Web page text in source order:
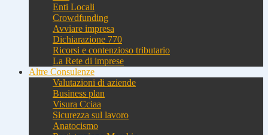
Enti Locali
Crowdfunding
Avviare impresa
Dichiarazione 770
Ricorsi e contenzioso tributario
La Rete di imprese
Altre Consulenze
Valutazioni di aziende
Business plan
Visura Cciaa
Sicurezza sul lavoro
Anatocismo